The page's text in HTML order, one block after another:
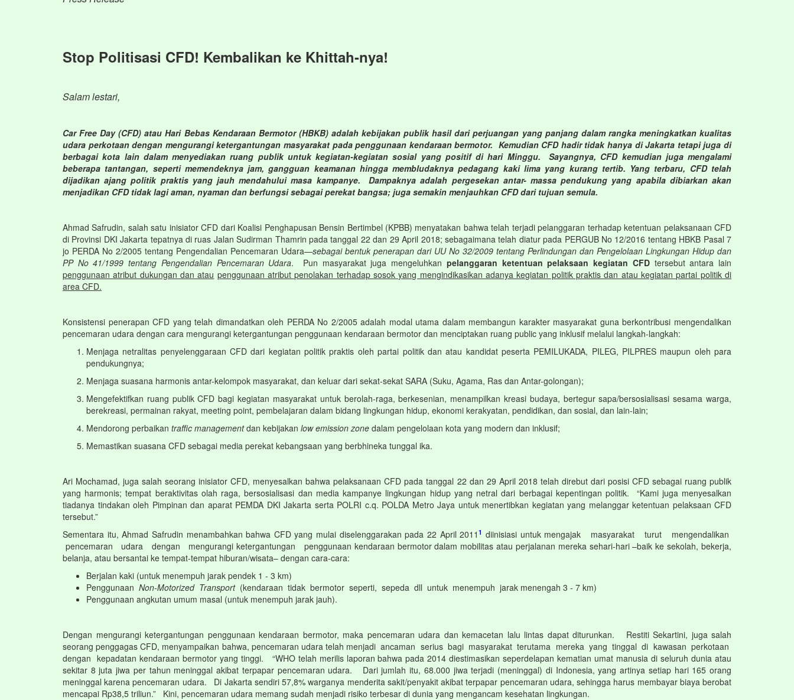
Stop Politisasi CFD! Kembalikan ke Khittah-nya!
Salam lestari,
Car Free Day (CFD) atau Hari Bebas Kendaraan Bermotor (HBKB) adalah kebijakan publik hasil dari perjuangan yang panjang dalam rangka meningkatkan kualitas
udara perkotaan dengan mengurangi ketergantungan masyarakat pada penggunaan kendaraan bermotor. Kemudian CFD hadir tidak hanya di Jakarta tetapi juga di
berbagai kota lain dalam menyediakan ruang publik untuk kegiatan-kegiatan sosial yang positif di hari Minggu. Sayangnya, CFD kemudian juga mengalami
beberapa tantangan, seperti memendeknya jam, gangguan keamanan hingga membludaknya pedagang kaki lima yang kurang tertib. Yang terbaru, CFD telah
dijadikan ajang politik praktis yang jauh mendahului masa kampanye. Dampaknya adalah pergesekan antar- massa pendukung yang apabila dibiarkan akan
menjadikan CFD tidak lagi aman, nyaman dan berfungsi sebagai perekat bangsa; juga semakin menjauhkan CFD dari tujuan semula.
Ahmad Safrudin, salah satu inisiator CFD dari Koalisi Penghapusan Bensin Bertimbel (KPBB) menyatakan bahwa telah terjadi pelanggaran terhadap ketentuan pelaksanaan CFD
di Provinsi DKI Jakarta tepatnya di ruas Jalan Sudirman Thamrin pada tanggal 22 dan 29 April 2018; sebagaimana telah diatur pada PERGUB No 12/2016 tentang HBKB Pasal 7
jo PERDA No 2/2005 tentang Pengendalian Pencemaran Udara—sebagai bentuk penerapan dari UU No 32/2009 tentang Perlindungan dan Pengelolaan Lingkungan Hidup dan
PP No 41/1999 tentang Pengendalian Pencemaran Udara. Pun masyarakat juga mengeluhkan pelanggaran ketentuan pelaksaan kegiatan CFD tersebut antara lain
penggunaan atribut dukungan dan atau penggunaan atribut penolakan terhadap sosok yang mengindikasikan adanya kegiatan politik praktis dan atau kegiatanpartai politik di
area CFD.
Konsistensi penerapan CFD yang telah dimandatkan oleh PERDA No 2/2005 adalah modal utama dalam membangun karakter masyarakat guna berkontribusi mengendalikan
pencemaran udara dengan cara mengurangi ketergantungan penggunaan kendaraan bermotor dan menciptakan ruang public yang inklusif melalui langkah-langkah:
Menjaga netralitas penyelenggaraan CFD dari kegiatan politik praktis oleh partai politik dan atau kandidat peserta PEMILUKADA, PILEG, PILPRES maupun oleh para
pendukungnya;
Menjaga suasana harmonis antar-kelompok masyarakat, dan keluar dari sekat-sekat SARA (Suku, Agama, Ras dan Antar-golongan);
Mengefektifkan ruang publik CFD bagi kegiatan masyarakat untuk berolah-raga, berkesenian, menampilkan kreasi budaya, bertegur sapa/bersosialisasi sesama warga,
berekreasi, permainan rakyat, meeting point, pembelajaran dalam bidang lingkungan hidup, ekonomi kerakyatan, pendidikan, dan sosial, dan lain-lain;
Mendorong perbaikan traffic managementdan kebijakan low emission zone dalam pengelolaan kota yang modern dan inklusif;
Memastikan suasana CFD sebagai media perekat kebangsaan yang berbhineka tunggal ika.
Ari Mochamad, juga salah seorang inisiator CFD, menyesalkan bahwa pelaksanaan CFD pada tanggal 22 dan 29 April 2018 telah direbut dari posisi CFD sebagai ruang publik
yang harmonis; tempat beraktivitas olah raga, bersosialisasi dan media kampanye lingkungan hidup yang netral dari berbagai kepentingan politik. “Kami juga menyesalkan
tiadanya tindakan oleh Pimpinan dan aparat PEMDA DKI Jakarta serta POLRI c.q. POLDA Metro Jaya untuk menertibkan kegiatan yang melanggar ketentuan pelaksaan CFD
tersebut.”
Sementara itu, Ahmad Safrudin menambahkan bahwa CFD yang mulai diselenggarakan pada 22 April 20111 diinisiasi untuk mengajak masyarakat turut mengendalikan
pencemaran udara dengan mengurangi ketergantungan penggunaan kendaraan bermotor dalam mobilitas atau perjalanan mereka sehari-hari –baik ke sekolah, bekerja,
belanja, atau bersantai ke tempat-tempat hiburan/wisata– dengan cara-cara:
Berjalan kaki (untuk menempuh jarak pendek 1 - 3 km)
Penggunaan Non-Motorized Transport (kendaraan tidak bermotor seperti, sepeda dll untuk menempuh jarak menengah 3 - 7 km)
Penggunaan angkutan umum masal (untuk menempuh jarak jauh).
Dengan mengurangi ketergantungan penggunaan kendaraan bermotor, maka pencemaran udara dan kemacetan lalu lintas dapat diturunkan. Restiti Sekartini, juga salah
seorang penggagas CFD, menyampaikan bahwa, pencemaran udara telah menjadi ancaman serius bagi masyarakat terutama mereka yang tinggal di kawasan perkotaan
dengan kepadatan kendaraan bermotor yang tinggi. “WHO telah merilis laporan bahwa pada 2014 diestimasikan seperdelapan kematian umat manusia di seluruh dunia atau
sekitar 8 juta jiwa per tahun meninggal akibat terpapar pencemaran udara. Dari jumlah itu, 68.000 jiwa terjadi (meninggal) di Indonesia, yang artinya setiap hari 165 orang
meninggal karena pencemaran udara. Di Jakarta sendiri 57,8% warganya menderita sakit/penyakit akibat terpapar pencemaran udara, sehingga harus membayar biaya berobat
mencapai Rp38,5 triliun.” Kini, pencemaran udara memang sudah menjadi risiko terbesar di dunia yang mengancam kesehatan lingkungan.